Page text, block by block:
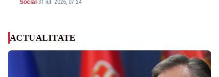
Social -31 iul. 2026, 07:24
ACTUALITATE